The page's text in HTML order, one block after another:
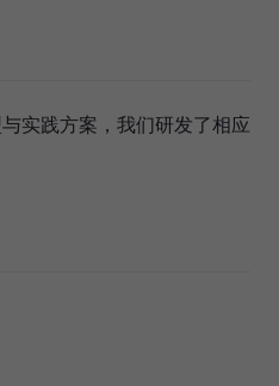
实践方案，我们研发了相应